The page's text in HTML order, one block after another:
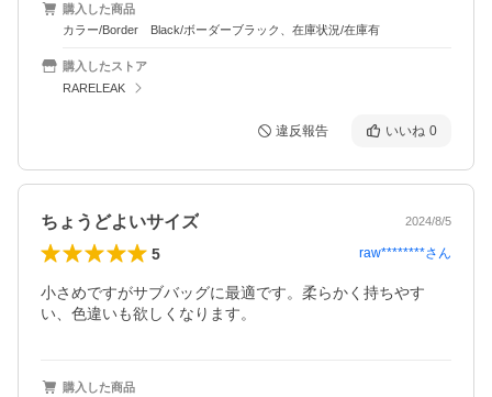
購入した商品
カラー/Border Black/ボーダーブラック、在庫状況/在庫有
購入したストア
RARELEAK
違反報告 いいね 0
ちょうどよいサイズ 2024/8/5
5 raw********さん
小さめですがサブバッグに最適です。柔らかく持ちやす
い、色違いも欲しくなります。
購入した商品